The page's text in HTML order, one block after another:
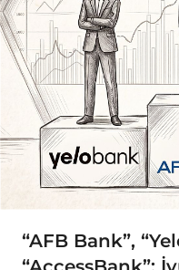
“AFB Bank”,